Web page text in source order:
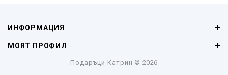
ИНФОРМАЦИЯ
МОЯТ ПРОФИЛ
Подаръци Катрин © 2026